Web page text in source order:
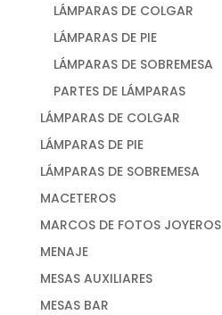
LÁMPARAS DE COLGAR
LÁMPARAS DE PIE
LÁMPARAS DE SOBREMESA
PARTES DE LÁMPARAS
LÁMPARAS DE COLGAR
LÁMPARAS DE PIE
LÁMPARAS DE SOBREMESA
MACETEROS
MARCOS DE FOTOS JOYEROS
MENAJE
MESAS AUXILIARES
MESAS BAR